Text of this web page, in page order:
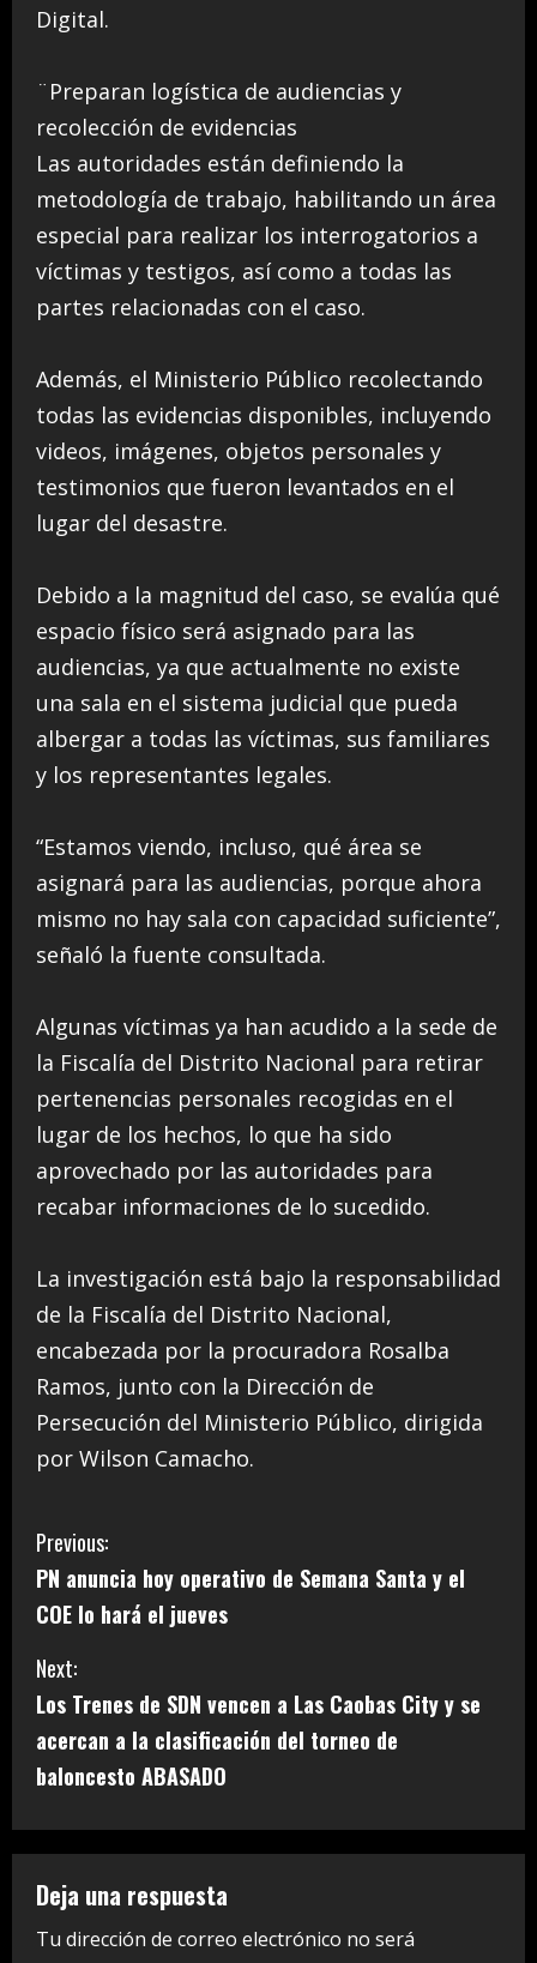
Digital.
¨Preparan logística de audiencias y
recolección de evidencias
Las autoridades están definiendo la
metodología de trabajo, habilitando un área
especial para realizar los interrogatorios a
víctimas y testigos, así como a todas las
partes relacionadas con el caso.
Además, el Ministerio Público recolectando
todas las evidencias disponibles, incluyendo
videos, imágenes, objetos personales y
testimonios que fueron levantados en el
lugar del desastre.
Debido a la magnitud del caso, se evalúa qué
espacio físico será asignado para las
audiencias, ya que actualmente no existe
una sala en el sistema judicial que pueda
albergar a todas las víctimas, sus familiares
y los representantes legales.
“Estamos viendo, incluso, qué área se
asignará para las audiencias, porque ahora
mismo no hay sala con capacidad suficiente”,
señaló la fuente consultada.
Algunas víctimas ya han acudido a la sede de
la Fiscalía del Distrito Nacional para retirar
pertenencias personales recogidas en el
lugar de los hechos, lo que ha sido
aprovechado por las autoridades para
recabar informaciones de lo sucedido.
La investigación está bajo la responsabilidad
de la Fiscalía del Distrito Nacional,
encabezada por la procuradora Rosalba
Ramos, junto con la Dirección de
Persecución del Ministerio Público, dirigida
por Wilson Camacho.
C
o
n
t
i
n
u
e
R
Previous:
PN anuncia hoy operativo de Semana Santa y el
COE lo hará el jueves
Next:
Los Trenes de SDN vencen a Las Caobas City y se
acercan a la clasificación del torneo de
baloncesto ABASADO
Deja una respuesta
Tu dirección de correo electrónico no será